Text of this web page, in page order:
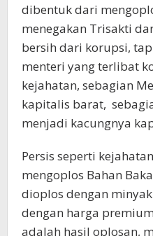
dibentuk dari
menegakan Trisakti
bersih dari korupsi,
menteri yang terlibat
kejahatan, sebagian
kapitalis barat,
menjadi kacungnya
Persis seperti
mengoplos Bahan
dioplos dengan
dengan harga
adalah hasil oplosan,